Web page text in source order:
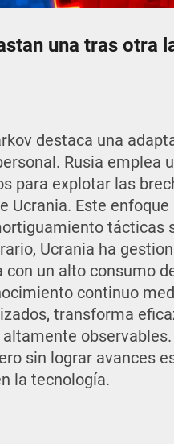
una tras otra
destaca una
Rusia emplea
para explotar las
Ucrania. Este
tácticas
Ucrania ha
un alto consumo
continuo
transforma
sin lograr avances
la tecnología.